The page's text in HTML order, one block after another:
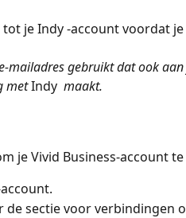
je Indy -account voordat
mailadres gebruikt dat ook
met Indy maakt.
je Vivid Business-account
de sectie voor verbindingen